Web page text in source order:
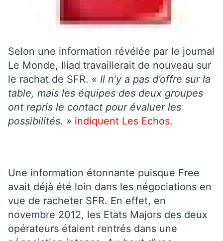
Selon une information révélée par le journal
Le Monde, Iliad travaillerait de nouveau sur
le rachat de SFR. « Il n’y a pas d’offre sur la
table, mais les équipes des deux groupes
ont repris le contact pour évaluer les
possibilités. » indiquent Les Echos.
Une information étonnante puisque Free
avait déjà été loin dans les négociations en
vue de racheter SFR. En effet, en
novembre 2012, les Etats Majors des deux
opérateurs étaient rentrés dans une